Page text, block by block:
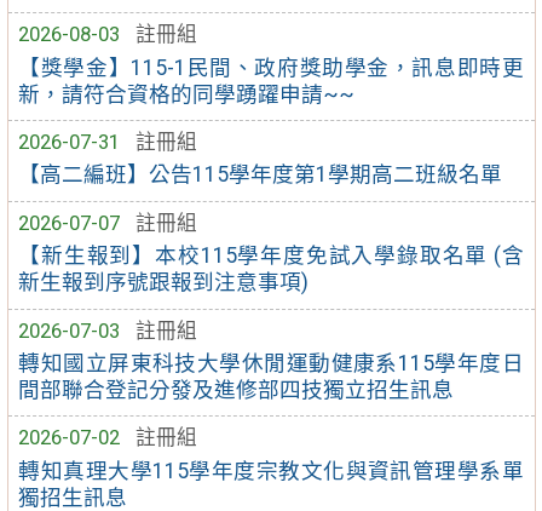
2026-08-03
註冊組
【獎學金】115-1民間、政府獎助學金，訊息即時更
新，請符合資格的同學踴躍申請~~
2026-07-31
註冊組
【高二編班】公告115學年度第1學期高二班級名單
2026-07-07
註冊組
【新生報到】本校115學年度免試入學錄取名單 (含
新生報到序號跟報到注意事項)
2026-07-03
註冊組
轉知國立屏東科技大學休閒運動健康系115學年度日
間部聯合登記分發及進修部四技獨立招生訊息
2026-07-02
註冊組
轉知真理大學115學年度宗教文化與資訊管理學系單
獨招生訊息